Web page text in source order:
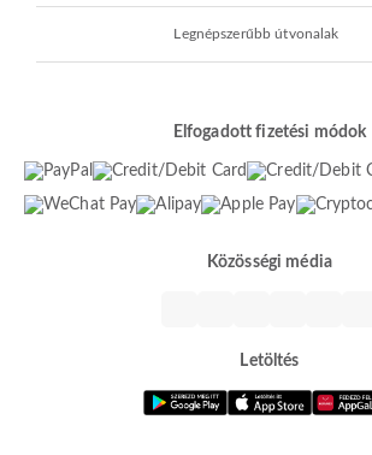
Legnépszerűbb útvonalak
Elfogadott fizetési módok
Közösségi média
Letöltés